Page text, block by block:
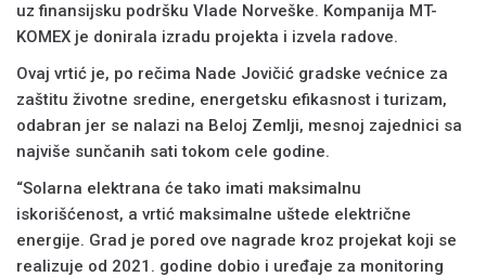
uz finansijsku podršku Vlade Norveške. Kompanija MT-
KOMEX je donirala izradu projekta i izvela radove.
Ovaj vrtić je, po rečima Nade Jovičić gradske većnice za
zaštitu životne sredine, energetsku efikasnost i turizam,
odabran jer se nalazi na Beloj Zemlji, mesnoj zajednici sa
najviše sunčanih sati tokom cele godine.
“Solarna elektrana će tako imati maksimalnu
iskorišćenost, a vrtić maksimalne uštede električne
energije. Grad je pored ove nagrade kroz projekat koji se
realizuje od 2021. godine dobio i uređaje za monitoring